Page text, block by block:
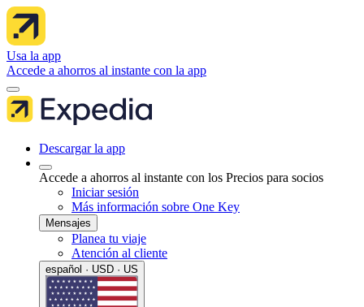
Usa la app
Accede a ahorros al instante con la app
Descargar la app
Accede a ahorros al instante con los Precios para socios
Iniciar sesión
Más información sobre One Key
Mensajes
Planea tu viaje
Atención al cliente
español · USD · US